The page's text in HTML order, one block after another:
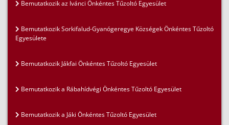
Bemutatkozik az Ivánci Önkéntes Tűzoltó Egyesület
Bemutatkozik Sorkifalud-Gyanógeregye Községek Önkéntes Tűzoltó
Egyesülete
Bemutatkozik Jákfai Önkéntes Tűzoltó Egyesület
Bemutatkozik a Rábahídvégi Önkéntes Tűzoltó Egyesület
Bemutatkozik a Jáki Önkéntes Tűzoltó Egyesület